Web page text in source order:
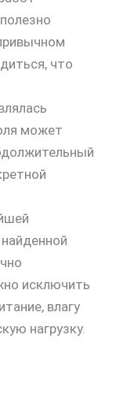
что
может
исключить
влагу
нагрузку.